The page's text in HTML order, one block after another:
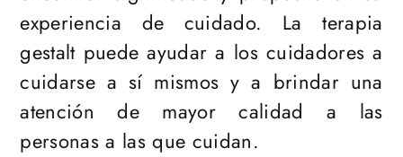
experiencia de cuidado. La terapia
gestalt puede ayudar a los cuidadores a
cuidarse a sí mismos y a brindar una
atención de mayor calidad a las
personas a las que cuidan.